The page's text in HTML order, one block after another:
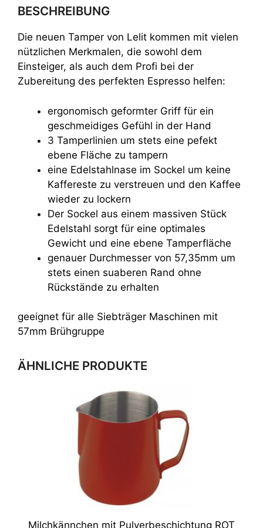
BESCHREIBUNG
Die neuen Tamper von Lelit kommen mit vielen
nützlichen Merkmalen, die sowohl dem
Einsteiger, als auch dem Profi bei der
Zubereitung des perfekten Espresso helfen:
ergonomisch geformter Griff für ein
geschmeidiges Gefühl in der Hand
3 Tamperlinien um stets eine pefekt
ebene Fläche zu tampern
eine Edelstahlnase im Sockel um keine
Kaffereste zu verstreuen und den Kaffee
wieder zu lockern
Der Sockel aus einem massiven Stück
Edelstahl sorgt für eine optimales
Gewicht und eine ebene Tamperfläche
genauer Durchmesser von 57,35mm um
stets einen suaberen Rand ohne
Rückstände zu erhalten
geeignet für alle Siebträger Maschinen mit
57mm Brühgruppe
ÄHNLICHE PRODUKTE
Milchkännchen mit Pulverbeschichtung ROT